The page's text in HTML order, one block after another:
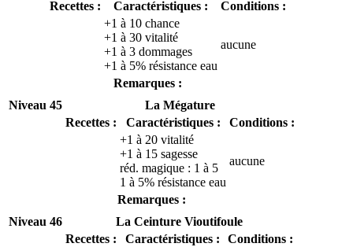
Recettes :
Caractéristiques :
Conditions :
+1 à 10 chance
+1 à 30 vitalité
+1 à 3 dommages
+1 à 5% résistance eau
aucune
Remarques :
Niveau 45
La Mégature
Recettes :
Caractéristiques :
Conditions :
+1 à 20 vitalité
+1 à 15 sagesse
réd. magique : 1 à 5
1 à 5% résistance eau
aucune
Remarques :
Niveau 46
La Ceinture Vioutifoule
Recettes :
Caractéristiques :
Conditions :